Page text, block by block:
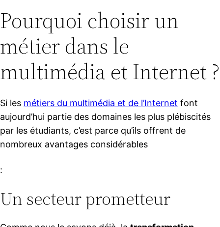
Pourquoi choisir un
métier dans le
multimédia et Internet ?
Si les métiers du multimédia et de l’Internet font
aujourd’hui partie des domaines les plus plébiscités
par les étudiants, c’est parce qu’ils offrent de
nombreux avantages considérables
:
Un secteur prometteur